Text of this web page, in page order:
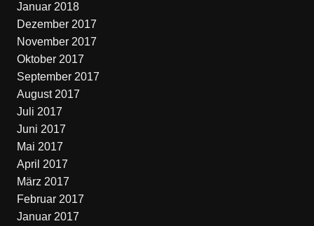
Januar 2018
Dezember 2017
November 2017
Oktober 2017
September 2017
August 2017
Juli 2017
Juni 2017
Mai 2017
April 2017
März 2017
Februar 2017
Januar 2017